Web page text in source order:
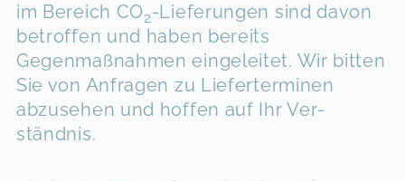
im Be­reich CO2-Lie­fe­rungen sind davon
betroffen und haben bereits
Gegenmaßnahmen eingeleitet. Wir bitten
Sie von Anfragen zu Liefer­terminen
abzu­sehen und hoffen auf Ihr Ver­
ständnis.